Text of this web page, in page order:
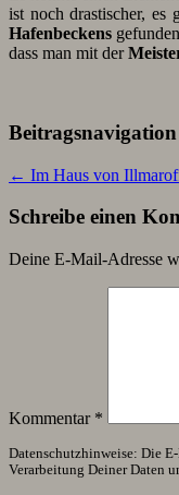
ist noch drastischer, es
Hafenbeckens
dass man mit der
Beitragsnavigation
← Im Haus von
Schreibe einen
Deine E-Mail-Adresse
Kommentar *
Datenschutzhinweise: Die
Verarbeitung Deiner Daten